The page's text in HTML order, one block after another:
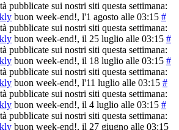
pubblicate sui nostri siti questa settimana:
buon week-end!, l'1 agosto alle 03:15 #
pubblicate sui nostri siti questa settimana:
buon week-end!, il 25 luglio alle 03:15 #
pubblicate sui nostri siti questa settimana:
buon week-end!, il 18 luglio alle 03:15 #
pubblicate sui nostri siti questa settimana:
buon week-end!, l'11 luglio alle 03:15 #
pubblicate sui nostri siti questa settimana:
buon week-end!, il 4 luglio alle 03:15 #
pubblicate sui nostri siti questa settimana:
buon week-end!, il 27 giugno alle 03:15